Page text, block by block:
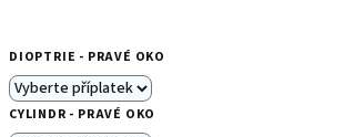
DIOPTRIE - PRAVÉ OKO
CYLINDR - PRAVÉ OKO